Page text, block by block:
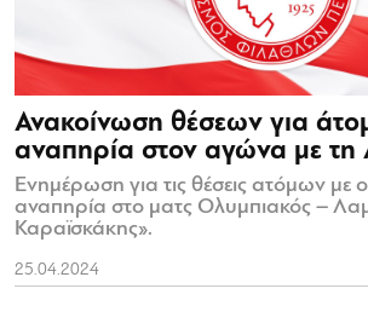
Ανακοίνωση θέσεων για
αναπηρία στον αγώνα με τη
Ενημέρωση για τις θέσεις ατόμων με
αναπηρία στο ματς Ολυμπιακός –
Καραϊσκάκης».
25.04.2024